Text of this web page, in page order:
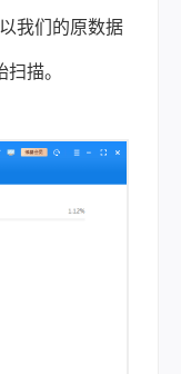
我们的原数据
描。